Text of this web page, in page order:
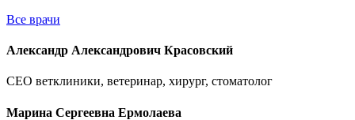
Все врачи
Александр Александрович Красовский
СЕO ветклиники, ветеринар, хирург, стоматолог
Марина Сергеевна Ермолаева